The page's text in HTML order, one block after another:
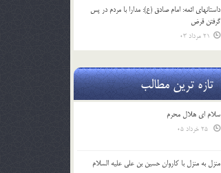
داستانهای ائمه: امام صادق (ع): مدارا با مردم در پس
گرفتن قرض
21 مرداد 03
تازه ترین مطالب
سلام ای هلال محرم
منزل به منزل با کاروان حسین بن علی علیه السلام